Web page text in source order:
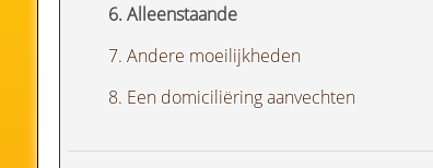
6. Alleenstaande
7. Andere moeilijkheden
8. Een domiciliëring aanvechten